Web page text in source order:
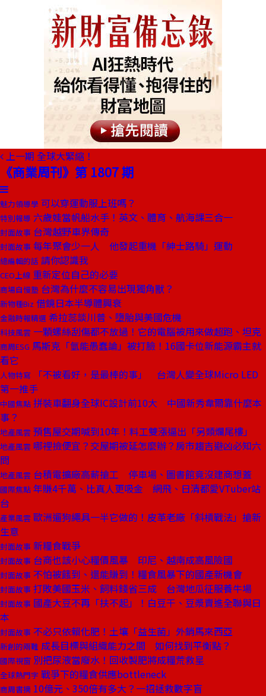
上一期 全球大緊縮！
《商業周刊》第 1807 期
魅力領導學 可以穿運動服上班嗎？
特別報導 六歲娃當帆船水手！英文、體育、航海課三合一
封面故事 台灣越野車界傳奇
封面故事 每年聚會少一人 他發起重機「紳士路騎」運動
總編輯的話 請你認識我
CEO上線 重新定位自己的必要
商場自慢塾 台灣為什麼不容易出現獨角獸？
新物種Biz 借鏡日本半導體興衰
金融時報精選 希拉蕊談川普、墮胎與美國危機
科技風雲 一顆螺絲刮傷都不放過！它的電腦被用來做超跑、坦克
商周ESG 馬斯克「氫能愚蠢論」被打臉！16國卡位新能源霸主就
看它
人物特寫
「不被看好，是最棒的事」 台灣人變全球Micro LED
第一推手
中國焦點 拼裝車翻身全球IC設計前10大 中國新秀韋爾靠什麼本
事？
地產風雲 預售屋交期喊到10年！料工雙漲逼出「另類爛尾樓」
地產風雲 哪裡撿便宜？交屋期被延怎麼辦？房市趨吉避凶必知六
問
地產風雲 台積電擴廠高薪搶工 停車場、圖書館竟沒建商想蓋
國際焦點 年賺4千萬、比真人更吸金 網飛、日清都愛VTuber站
台
產業風雲 歐洲遛狗繩具一半它做的！皮革老廠「斜槓戰法」搶新
生意
封面故事 新糧食戰爭
封面故事 台商也該小心糧價風暴 印尼、越南成高風險國
封面故事 不怕被餓到、還能賺到！糧食風暴下的國產新機會
封面故事 打敗美國玉米、飼料錢省三成 台灣地瓜征服養牛場
封面故事 國產大豆不再「扶不起」！白豆干、豆漿賣進全聯與日
本
封面故事 不必只依賴化肥！土壤「益生菌」外銷馬來西亞
新創的兩難 成長目標與組織能力之間 如何找到平衡點？
國際視窗 別把尿液當廢水！回收製肥將成糧荒救星
全球熱門字 戰爭下的糧食供應bottleneck
商周書摘 10億元、350倍有多大？一招拯救數字盲